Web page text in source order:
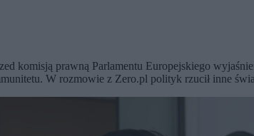
komisją prawną Parlamentu Europejskiego
W rozmowie z Zero.pl polityk rzucił inne